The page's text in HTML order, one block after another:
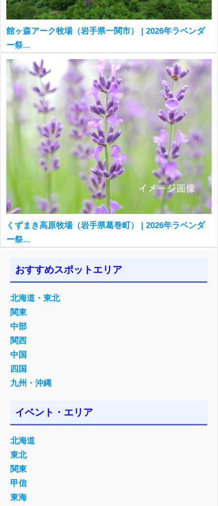
館ヶ森アーク牧場（岩手県一関市） | 2026年ラベンダ
ー祭...
くずまき高原牧場（岩手県葛巻町） | 2026年ラベンダ
ー祭...
おすすめスポットエリア
北海道・東北
関東
中部
関西
中国
四国
九州・沖縄
イベント・エリア
北海道
東北
関東
甲信
東海